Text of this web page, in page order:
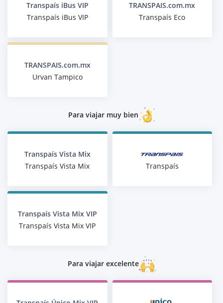
Transpaís iBus VIP
Transpaís iBus VIP
TRANSPAIS.com.mx
Transpaís Eco
TRANSPAIS.com.mx
Urvan Tampico
Para viajar muy bien
Transpaís Vista Mix
Transpaís Vista Mix
Transpaís
Transpaís Vista Mix VIP
Transpaís Vista Mix VIP
Para viajar excelente